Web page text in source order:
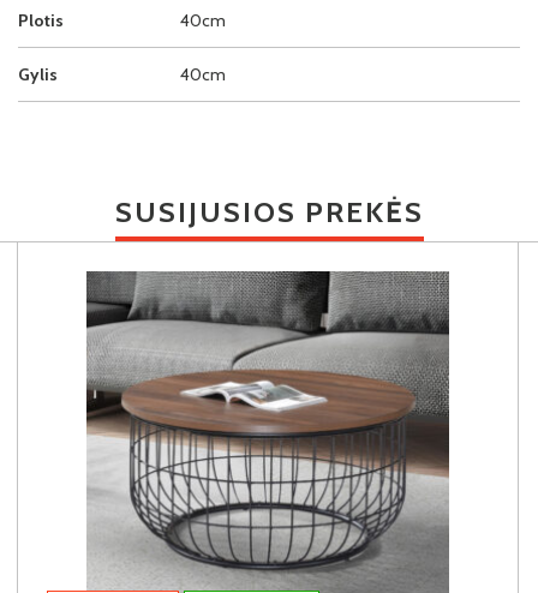
Plotis 40cm
Gylis 40cm
SUSIJUSIOS PREKĖS